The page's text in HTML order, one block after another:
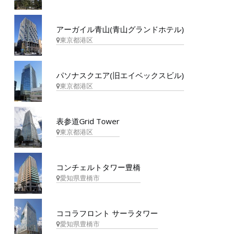
アーガイル青山(青山グランドホテル)
東京都港区
パソナスクエア(旧エイベックスビル)
東京都港区
表参道Grid Tower
東京都港区
コンチェルトタワー豊橋
愛知県豊橋市
ココラフロント サーラタワー
愛知県豊橋市